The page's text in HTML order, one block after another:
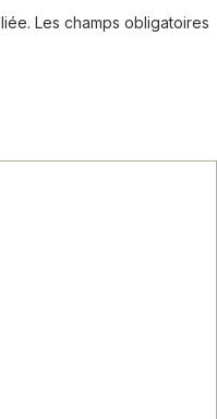
Les champs obligatoires